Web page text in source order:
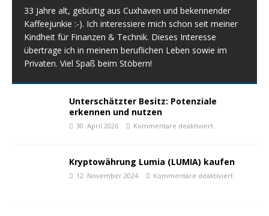
33 Jahre alt, gebürtig aus Cuxhaven und bekennender
Kaffeejunkie :-). Ich interessiere mich schon seit meiner
Kindheit für Finanzen & Technik. Dieses Interesse
übertrage ich in meinem beruflichen Leben sowie im
Privaten. Viel Spaß beim Stöbern!
Unterschätzter Besitz: Potenziale
erkennen und nutzen
30. April 2026 Kommentare deaktiviert
Kryptowährung Lumia (LUMIA) kaufen
12. November 2024 Kommentare deaktiviert